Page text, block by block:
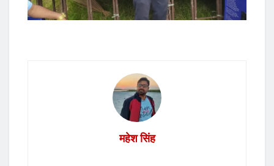
महेश सिंह